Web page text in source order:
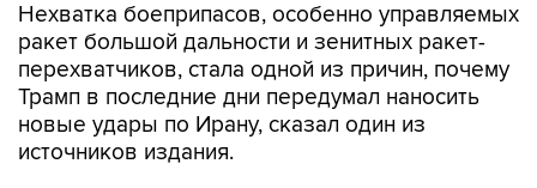
Нехватка боеприпасов, особенно управляемых
ракет большой дальности и зенитных ракет-
перехватчиков, стала одной из причин, почему
Трамп в последние дни передумал наносить
новые удары по Ирану, сказал один из
источников издания.